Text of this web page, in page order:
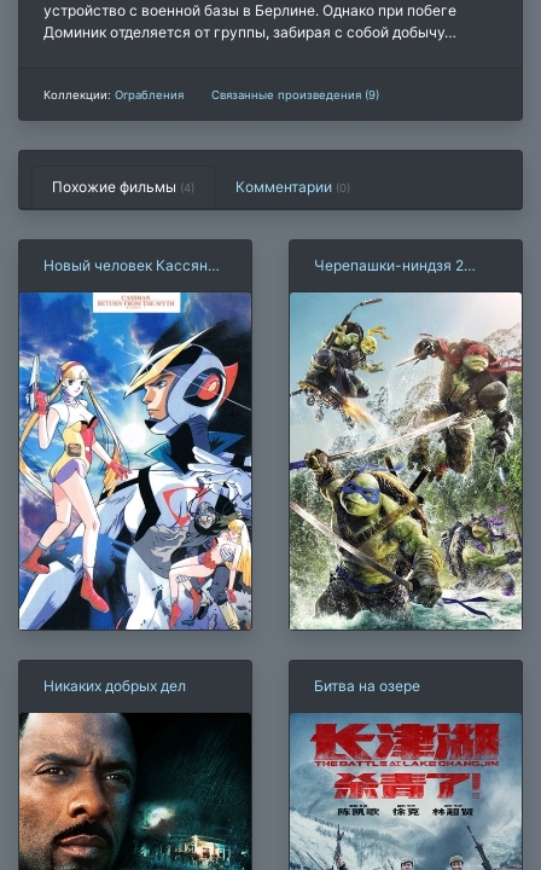
устройство с военной базы в Берлине. Однако при побеге
Доминик отделяется от группы, забирая с собой добычу…
Коллекции: Ограбления Связанные произведения (9)
Похожие фильмы (4) Комментарии (0)
Новый человек Кассян
Черепашки-ниндзя 2
Никаких добрых дел Битва на озере